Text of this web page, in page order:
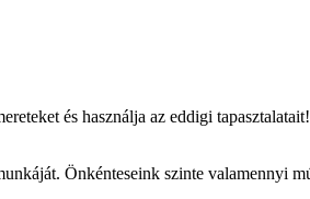
és használja az eddigi
Önkénteseink szinte valamennyi